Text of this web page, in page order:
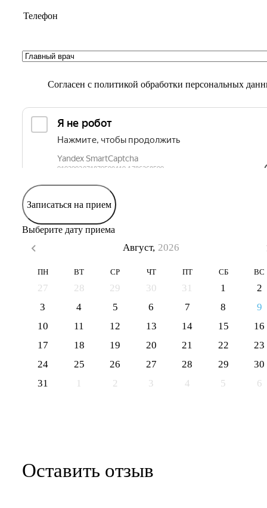
Согласен с политикой обработки персональных
Записаться на прием
Выберите дату приема
Август, 2026
ПН ВТ СР ЧТ ПТ СБ ВС
27 28 29 30 31 1
2
3
4 5 6 7 8
9
10
11 12 13 14 15
16
17
18 19 20 21 22
23
24
25 26 27 28 29
30
31
1 2 3 4 5 6
Оставить отзыв